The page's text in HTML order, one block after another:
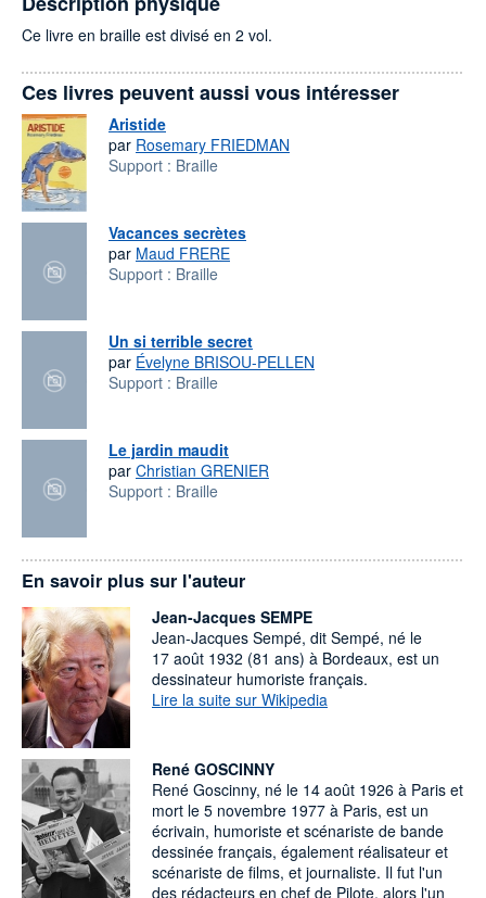
Ce livre en braille est divisé en 2 vol.
Ces livres peuvent aussi vous intéresser
Aristide
par Rosemary FRIEDMAN
Support : Braille
Vacances secrètes
par Maud FRERE
Support : Braille
Un si terrible secret
par Évelyne BRISOU-PELLEN
Support : Braille
Le jardin maudit
par Christian GRENIER
Support : Braille
En savoir plus sur l'auteur
Jean-Jacques SEMPE
Jean-Jacques Sempé, dit Sempé, né le
17 août 1932 (81 ans) à Bordeaux, est un
dessinateur humoriste français.
Lire la suite sur Wikipedia
René GOSCINNY
René Goscinny, né le 14 août 1926 à Paris et
mort le 5 novembre 1977 à Paris, est un
écrivain, humoriste et scénariste de bande
dessinée français, également réalisateur et
scénariste de films, et journaliste. Il fut l'un
des rédacteurs en chef de Pilote, alors l'un